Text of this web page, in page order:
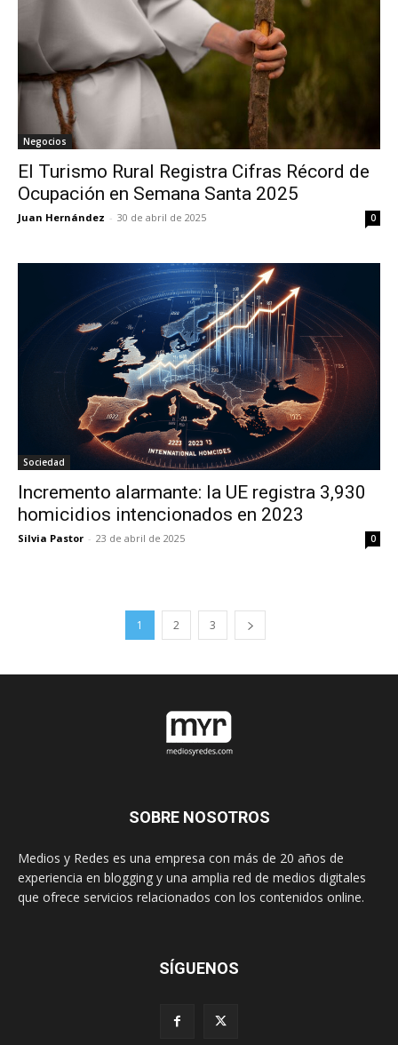
Negocios
El Turismo Rural Registra Cifras Récord de
Ocupación en Semana Santa 2025
Juan Hernández - 30 de abril de 2025 0
Sociedad
Incremento alarmante: la UE registra 3,930
homicidios intencionados en 2023
Silvia Pastor - 23 de abril de 2025 0
1 2 3
SOBRE NOSOTROS
Medios y Redes es una empresa con más de 20 años de
experiencia en blogging y una amplia red de medios digitales
que ofrece servicios relacionados con los contenidos online.
SÍGUENOS